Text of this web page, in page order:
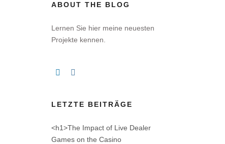
ABOUT THE BLOG
Lernen Sie hier meine neuesten
Projekte kennen.
LETZTE BEITRÄGE
<h1>The Impact of Live Dealer
Games on the Casino